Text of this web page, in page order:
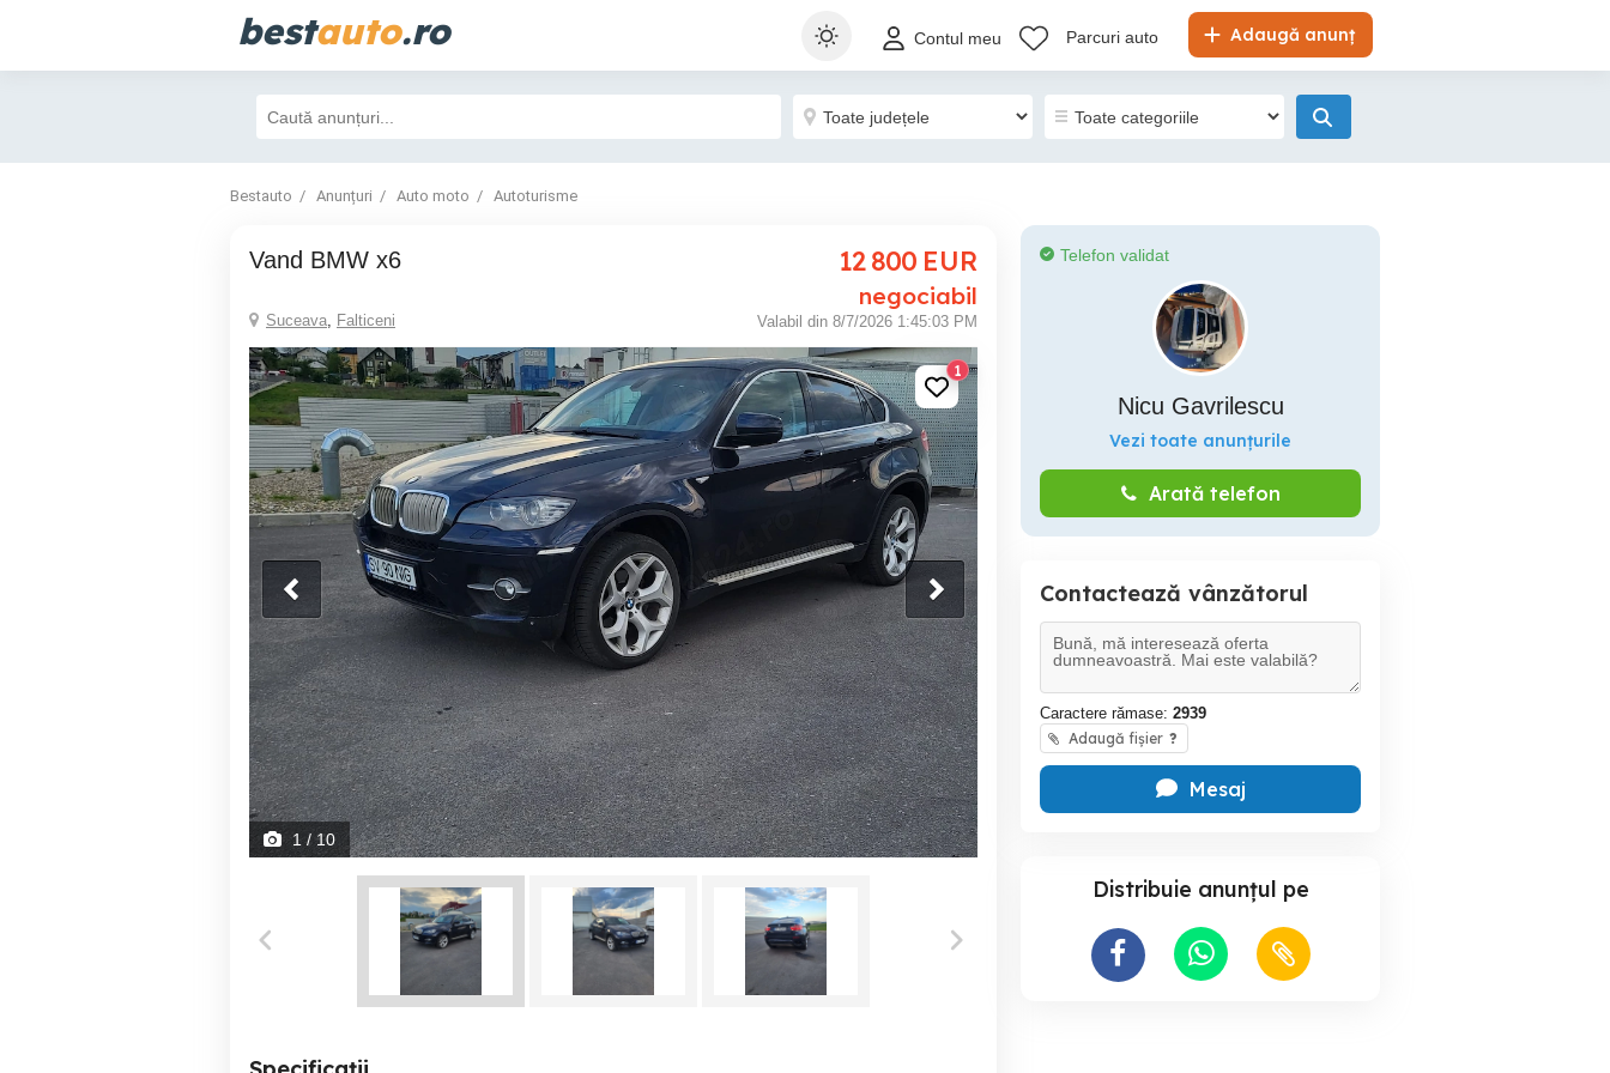
bestauto.ro Adaugă anunț
Contul meu Parcuri auto
Bestauto Anunțuri Auto moto Autoturisme
Vand BMW x6 12 800 EUR
negociabil
Suceava, Falticeni Valabil din 8/7/2026 1:45:03 PM
1
1 / 10
Telefon validat
Nicu Gavrilescu
Vezi toate anunțurile
Arată telefon
Contactează vânzătorul
Caractere rămase: 2939
Adaugă fișier ?
Mesaj
Distribuie anunțul pe